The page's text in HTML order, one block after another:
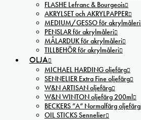
FLASHE Lefranc & Bourgeois
AKRYLSET och AKRYLPAPPER
MEDIUM/GESSO för akrylmåleri
PENSLAR för akrylmåleri
MÅLARDUK för akrylmåleri
TILLBEHÖR för akrylmåleri
OLJA
MICHAEL HARDING oljefärg
SENNELIER Extra Fine oljefärg
W&N ARTISAN oljefärg
W&N WINTON oljefärg 200ml
BECKERS ”A” Normalfärg oljefärg
OIL STICKS Sennelier